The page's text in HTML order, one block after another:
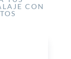
CON